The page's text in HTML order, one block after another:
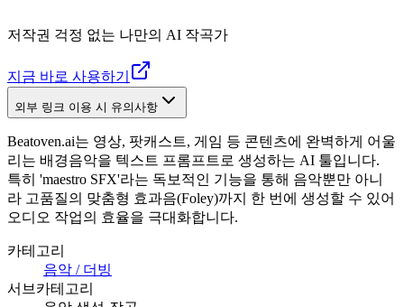
저작권 걱정 없는 나만의 AI 작곡가
지금 바로 사용하기
외부 링크 이용 시 유의사항
Beatoven.ai는 영상, 팟캐스트, 게임 등 콘텐츠에 완벽하게 어울
리는 배경음악을 텍스트 프롬프트로 생성하는 AI 툴입니다.
특히 'maestro SFX'라는 독보적인 기능을 통해 음악뿐만 아니
라 고품질의 맞춤형 효과음(Foley)까지 한 번에 생성할 수 있어
오디오 작업의 효율을 극대화합니다.
카테고리
음악 / 더빙
서브카테고리